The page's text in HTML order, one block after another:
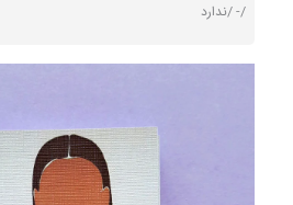
/
- /ندارد